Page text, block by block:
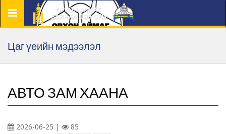
Цэс
Цаг үеийн мэдээлэл
АВТО ЗАМ ХААНА
2026-06-25 |
85